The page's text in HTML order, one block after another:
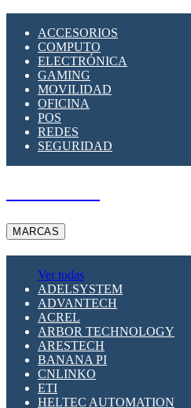
SUPRESOR DE
APLICACIONES
ACCESORIOS
COMPUTO
ELECTRÓNICA
GAMING
MOVILIDAD
OFICINA
POS
REDES
SEGURIDAD
MARCAS
Ver todas
ADELSYSTEM
ADVANTECH
ACREL
ARBOR TECHNOLOGY
ARESTECH
BANANA PI
CNLINKO
ETI
HELTEC AUTOMATION